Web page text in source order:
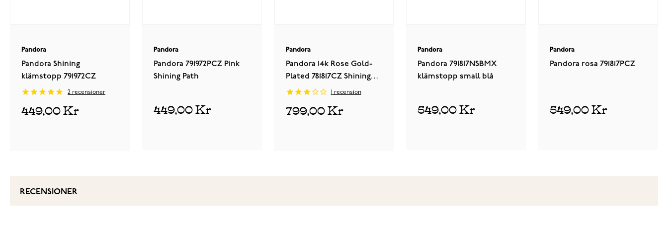
Pandora
Pandora Shining
klämstopp 791972CZ
2 recensioner
449,00 Kr
Pandora
Pandora 791972PCZ Pink
Shining Path
449,00 Kr
Pandora
Pandora 14k Rose Gold-
Plated 781817CZ Shining
Elegance klämstopp
recension
799,00 Kr
Pandora
Pandora 791817NSBMX
klämstopp small blå
549,00 Kr
Pandora
Pandora rosa 791817PCZ
549,00 Kr
RECENSIONER